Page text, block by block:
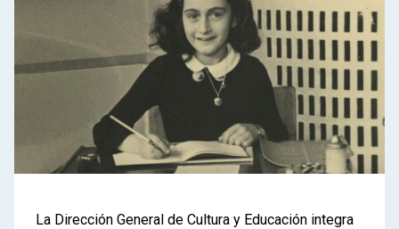
La Dirección General de Cultura y Educación integra